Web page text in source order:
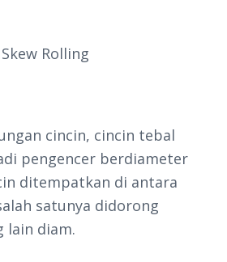
Skew Rolling
cincin, cincin tebal
pengencer berdiameter
ditempatkan di antara
satunya didorong
lain diam.